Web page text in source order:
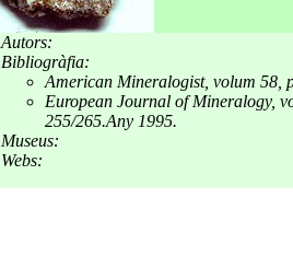
Autors:
Bibliogràfia:
American Mineralogist, volum 58,
European Journal of Mineralogy,
255/265.Any 1995.
Museus:
Webs: